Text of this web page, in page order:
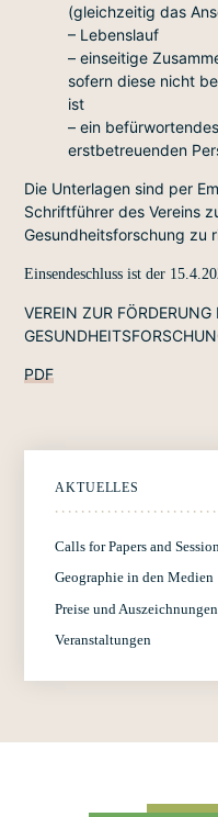
(gleichzeitig das
– Lebenslauf
– einseitige
sofern diese nicht
ist
– ein
erstbetreuenden
Die Unterlagen sind per
Schriftführer des Vereins
Gesundheitsforschung zu
Einsendeschluss ist der
VEREIN ZUR FÖRDERUNG
PDF
AKTUELLES
Calls for Papers and
Geographie in den Medien
Preise und Auszeichnungen
Veranstaltungen